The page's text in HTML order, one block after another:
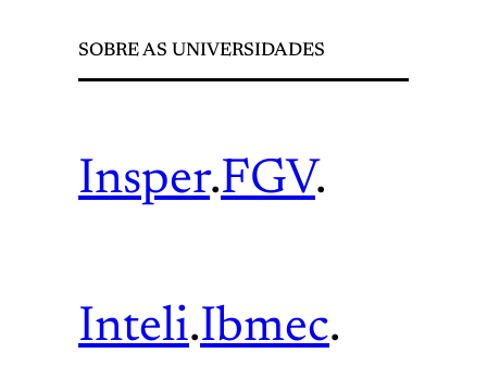
SOBRE AS UNIVERSIDADES
Insper.FGV.
Inteli.Ibmec.